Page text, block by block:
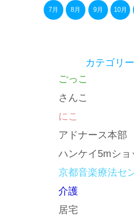
7月 8月 9月 10月
カテゴリー
ごっこ
さんこ
にこ
アドナース本部
ハンケイ5mショ
京都音楽療法セ
介護
居宅